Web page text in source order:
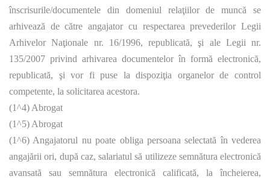
înscrisurile/documentele din domeniul relaţiilor de muncă se
arhivează de către angajator cu respectarea prevederilor Legii
Arhivelor Naţionale nr. 16/1996, republicată, şi ale Legii nr.
135/2007 privind arhivarea documentelor în formă electronică,
republicată, şi vor fi puse la dispoziţia organelor de control
competente, la solicitarea acestora.
(1^4) Abrogat
(1^5) Abrogat
(1^6) Angajatorul nu poate obliga persoana selectată în vederea
angajării ori, după caz, salariatul să utilizeze semnătura electronică
avansată sau semnătura electronică calificată, la încheierea,